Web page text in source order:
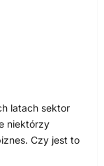
latach sektor
niektórzy
Czy jest to